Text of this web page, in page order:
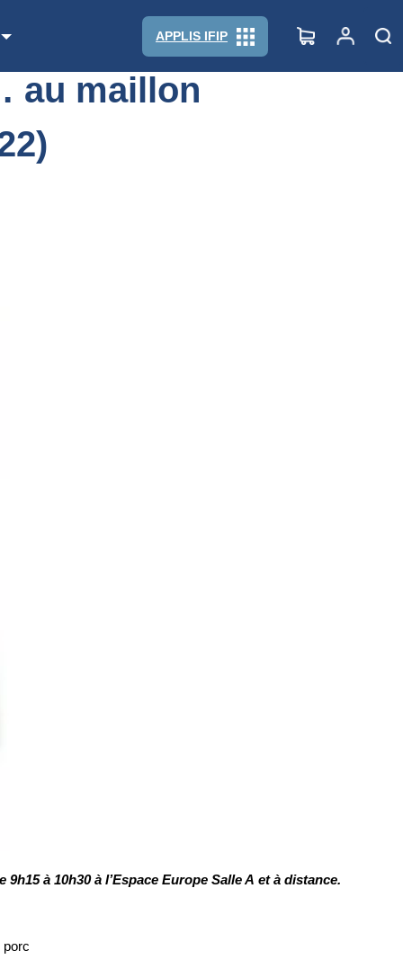
APPLIS IFIP
au maillon
9h15 à 10h30 à l’Espace Europe Salle A et à distance.
porc